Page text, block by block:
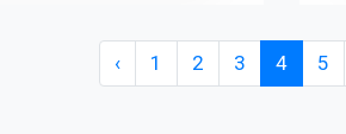
‹ 1 2 3 4 5